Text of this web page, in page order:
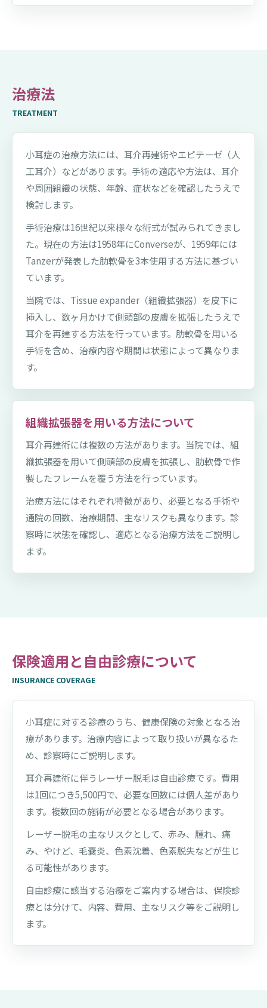
治療法
TREATMENT
小耳症の治療方法には、耳介再建術やエピテーゼ（人
工耳介）などがあります。手術の適応や方法は、耳介
や周囲組織の状態、年齢、症状などを確認したうえで
検討します。
手術治療は16世紀以来様々な術式が試みられてきまし
た。現在の方法は1958年にConverseが、1959年には
Tanzerが発表した肋軟骨を3本使用する方法に基づい
ています。
当院では、Tissue expander（組織拡張器）を皮下に
挿入し、数ヶ月かけて側頭部の皮膚を拡張したうえで
耳介を再建する方法を行っています。肋軟骨を用いる
手術を含め、治療内容や期間は状態によって異なりま
す。
組織拡張器を用いる方法について
耳介再建術には複数の方法があります。当院では、組
織拡張器を用いて側頭部の皮膚を拡張し、肋軟骨で作
製したフレームを覆う方法を行っています。
治療方法にはそれぞれ特徴があり、必要となる手術や
通院の回数、治療期間、主なリスクも異なります。診
察時に状態を確認し、適応となる治療方法をご説明し
ます。
保険適用と自由診療について
INSURANCE COVERAGE
小耳症に対する診療のうち、健康保険の対象となる治
療があります。治療内容によって取り扱いが異なるた
め、診察時にご説明します。
耳介再建術に伴うレーザー脱毛は自由診療です。費用
は1回につき5,500円で、必要な回数には個人差があり
ます。複数回の施術が必要となる場合があります。
レーザー脱毛の主なリスクとして、赤み、腫れ、痛
み、やけど、毛嚢炎、色素沈着、色素脱失などが生じ
る可能性があります。
自由診療に該当する治療をご案内する場合は、保険診
療とは分けて、内容、費用、主なリスク等をご説明し
ます。